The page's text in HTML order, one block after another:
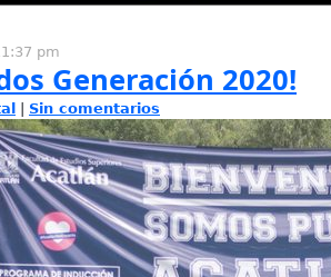
pm
Generación 2020!
Sin comentarios